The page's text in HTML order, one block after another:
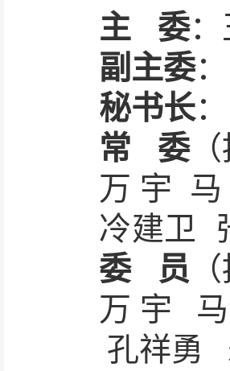
主 委：
副主委：
秘书长：
常
委（
万 宇 马
冷建卫
委
员
万 宇 马
孔祥勇